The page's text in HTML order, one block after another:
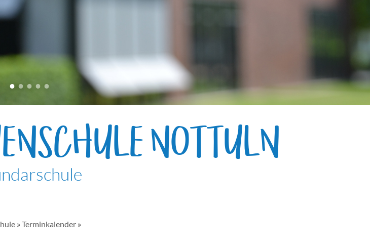
NOTTULN
»Terminkalender»